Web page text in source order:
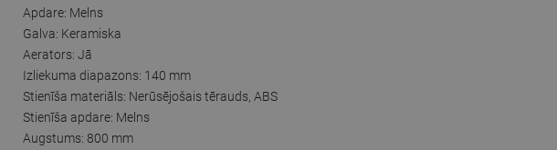
Apdare: Melns
Galva: Keramiska
Aerators: Jā
Izliekuma diapazons: 140 mm
Stienīša materiāls: Nerūsējošais tērauds, ABS
Stienīša apdare: Melns
Augstums: 800 mm